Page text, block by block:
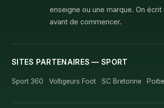
enseigne ou une marque. On
avant de commencer.
SITES PARTENAIRES — SPORT
Sport 360 Voltigeurs Foot SC Bretonne